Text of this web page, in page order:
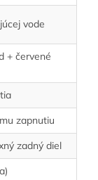
vode
+ červené
zapnutiu
zadný diel